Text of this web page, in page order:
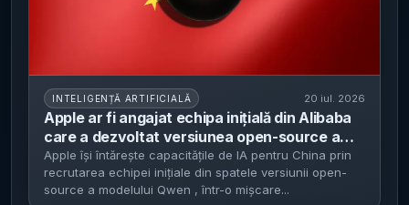
INTELIGENȚĂ ARTIFICIALĂ 20 iul. 2026
Apple ar fi angajat echipa inițială din Alibaba
care a dezvoltat versiunea open-source a
modelului Qwen - mișcare legată de
îmbunătățirea Siri și Apple Intelligence în
China
Apple își întărește capacitățile de IA pentru China prin
recrutarea echipei inițiale din spatele versiunii open-
source a modelului Qwen , într-o mișcare...